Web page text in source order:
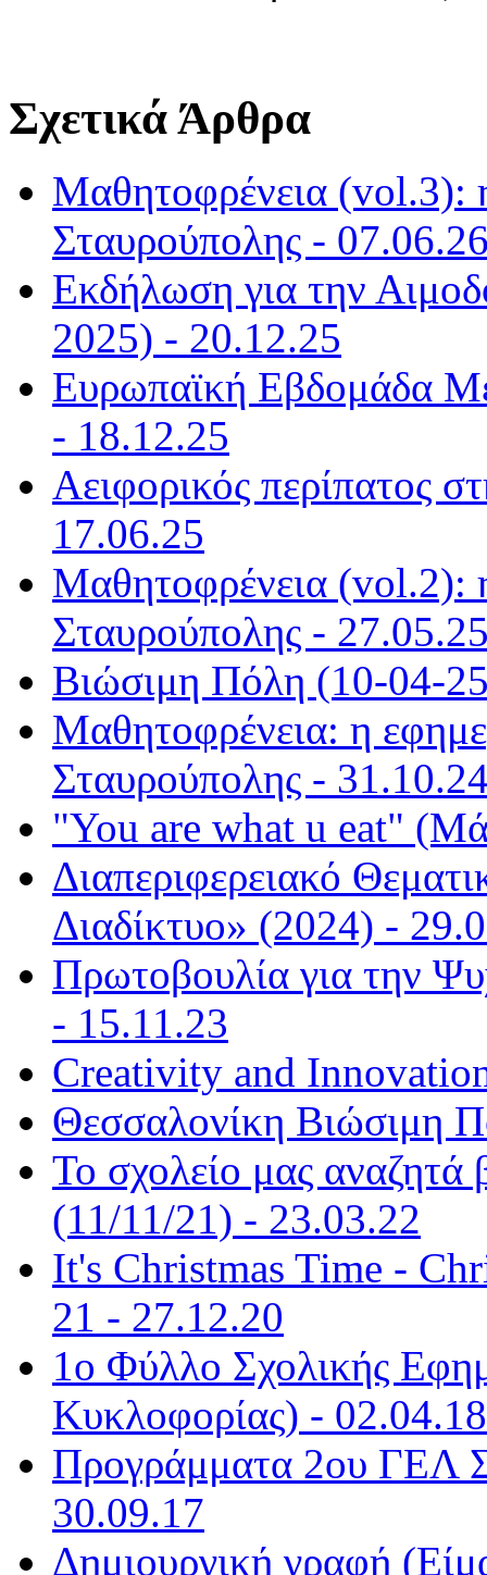
Σχετικά Άρθρα
Μαθητοφρένεια (vol.3):
Σταυρούπολης -
Εκδήλωση για την
2025) - 20.12.25
Ευρωπαϊκή Εβδομάδα
- 18.12.25
Αειφορικός περίπατος
17.06.25
Μαθητοφρένεια (vol.2):
Σταυρούπολης -
Βιώσιμη Πόλη (10-04-
Μαθητοφρένεια: η
Σταυρούπολης -
"You are what u eat"
Διαπεριφερειακό
Διαδίκτυο» (2024) -
Πρωτοβουλία για την
- 15.11.23
Creativity and
Θεσσαλονίκη Βιώσιμη
Το σχολείο μας αναζητά
(11/11/21) - 23.03.22
It's Christmas Time -
21 - 27.12.20
1ο Φύλλο Σχολικής
Κυκλοφορίας) - 02.04.18
Προγράμματα 2ου ΓΕΛ
30.09.17
Δημιουργική γραφή